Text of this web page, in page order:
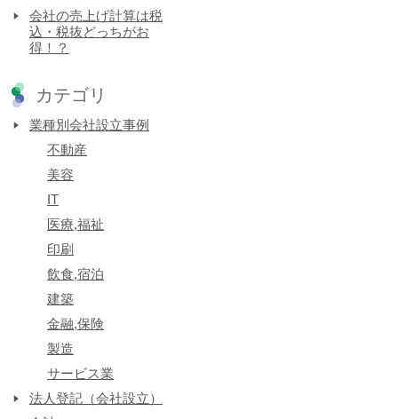
会社の売上げ計算は税
込・税抜どっちがお
得！？
カテゴリ
業種別会社設立事例
不動産
美容
IT
医療,福祉
印刷
飲食,宿泊
建築
金融,保険
製造
サービス業
法人登記（会社設立）